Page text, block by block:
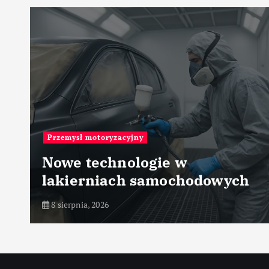
Przemysł motoryzacyjny
Nowe technologie w
lakierniach samochodowych
8 sierpnia, 2026